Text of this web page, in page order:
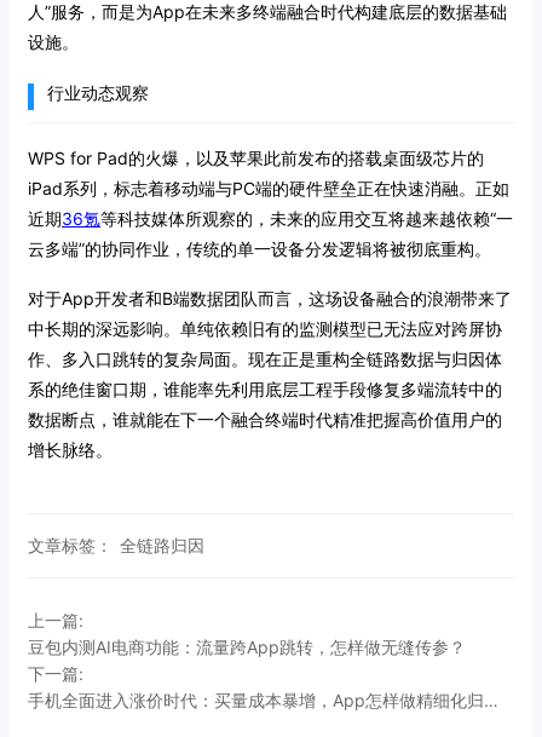
人”服务，而是为App在未来多终端融合时代构建底层的数据基础
设施。
行业动态观察
WPS for Pad的火爆，以及苹果此前发布的搭载桌面级芯片的
iPad系列，标志着移动端与PC端的硬件壁垒正在快速消融。正如
近期36氪等科技媒体所观察的，未来的应用交互将越来越依赖“一
云多端”的协同作业，传统的单一设备分发逻辑将被彻底重构。
对于App开发者和B端数据团队而言，这场设备融合的浪潮带来了
中长期的深远影响。单纯依赖旧有的监测模型已无法应对跨屏协
作、多入口跳转的复杂局面。现在正是重构全链路数据与归因体
系的绝佳窗口期，谁能率先利用底层工程手段修复多端流转中的
数据断点，谁就能在下一个融合终端时代精准把握高价值用户的
增长脉络。
文章标签： 全链路归因
上一篇:
豆包内测AI电商功能：流量跨App跳转，怎样做无缝传参？
下一篇:
手机全面进入涨价时代：买量成本暴增，App怎样做精细化归因？